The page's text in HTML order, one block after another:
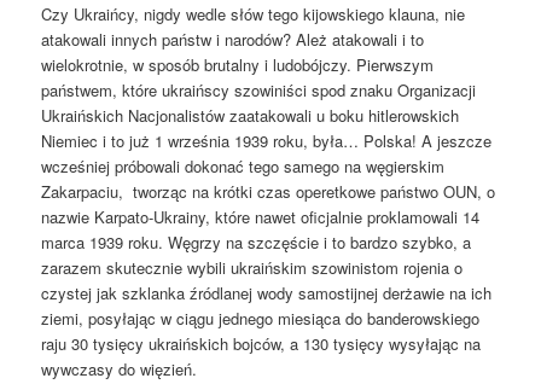
Czy Ukraińcy, nigdy wedle słów tego kijowskiego klauna, nie
atakowali innych państw i narodów? Ależ atakowali i to
wielokrotnie, w sposób brutalny i ludobójczy. Pierwszym
państwem, które ukraińscy szowiniści spod znaku Organizacji
Ukraińskich Nacjonalistów zaatakowali u boku hitlerowskich
Niemiec i to już 1 września 1939 roku, była… Polska! A jeszcze
wcześniej próbowali dokonać tego samego na węgierskim
Zakarpaciu, tworząc na krótki czas operetkowe państwo OUN, o
nazwie Karpato-Ukrainy, które nawet oficjalnie proklamowali 14
marca 1939 roku. Węgrzy na szczęście i to bardzo szybko, a
zarazem skutecznie wybili ukraińskim szowinistom rojenia o
czystej jak szklanka źródlanej wody samostijnej derżawie na ich
ziemi, posyłając w ciągu jednego miesiąca do banderowskiego
raju 30 tysięcy ukraińskich bojców, a 130 tysięcy wysyłając na
wywczasy do więzień.